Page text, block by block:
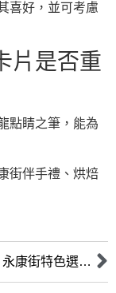
喜好，並可考慮
片是否重
點睛之筆，能為
街伴手禮 、 烘焙
師恩茶語：永康街特色選物與嶢陽、小茶栽堂獻上溫潤教師節心意